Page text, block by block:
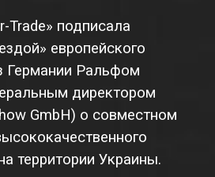
Trade» подписала
европейского
Германии Ральфом
директором
GmbH) о совместном
территории Украины.